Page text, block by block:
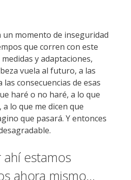
un momento de inseguridad
que corren con este
y adaptaciones,
vuela al futuro, a las
consecuencias de esas
haré o no haré, a lo que
lo que me dicen que
que pasará. Y entonces
estamos
ahora mismo…